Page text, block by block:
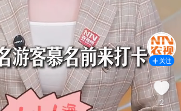
关注
2